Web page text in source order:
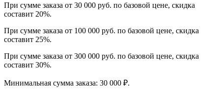
При сумме заказа от 30 000 руб. по базовой цене, скидка
составит 20%.
При сумме заказа от 100 000 руб. по базовой цене, скидка
составит 25%.
При сумме заказа от 300 000 руб. по базовой цене, скидка
составит 30%.
Минимальная сумма заказа: 30 000 ₽.